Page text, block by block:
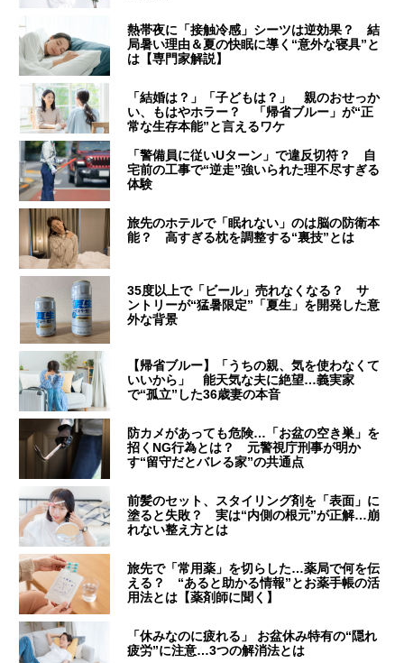
熱帯夜に「接触冷感」シーツは逆効果？ 結
局暑い理由＆夏の快眠に導く“意外な寝具”と
は【専門家解説】
「結婚は？」「子どもは？」 親のおせっか
い、もはやホラー？ 「帰省ブルー」が“正
常な生存本能”と言えるワケ
「警備員に従いUターン」で違反切符？ 自
宅前の工事で“逆走”強いられた理不尽すぎる
体験
旅先のホテルで「眠れない」のは脳の防衛本
能？ 高すぎる枕を調整する“裏技”とは
35度以上で「ビール」売れなくなる？ サ
ントリーが“猛暑限定”「夏生」を開発した意
外な背景
【帰省ブルー】「うちの親、気を使わなくて
いいから」 能天気な夫に絶望…義実家
で“孤立”した36歳妻の本音
防カメがあっても危険…「お盆の空き巣」を
招くNG行為とは？ 元警視庁刑事が明か
す“留守だとバレる家”の共通点
前髪のセット、スタイリング剤を「表面」に
塗ると失敗？ 実は“内側の根元”が正解…崩
れない整え方とは
旅先で「常用薬」を切らした…薬局で何を伝
える？ “あると助かる情報”とお薬手帳の活
用法とは【薬剤師に聞く】
「休みなのに疲れる」 お盆休み特有の“隠れ
疲労”に注意…3つの解消法とは